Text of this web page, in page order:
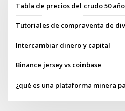
Tabla de precios del crudo 50
Tutoriales de compraventa de
Intercambiar dinero y capital
Binance jersey vs coinbase
¿qué es una plataforma minera